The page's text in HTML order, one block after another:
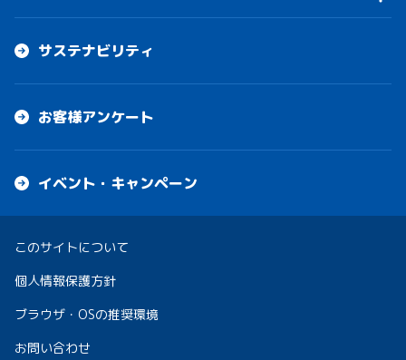
サステナビリティ
お客様アンケート
イベント・キャンペーン
このサイトについて
個人情報保護方針
ブラウザ・OSの推奨環境
お問い合わせ